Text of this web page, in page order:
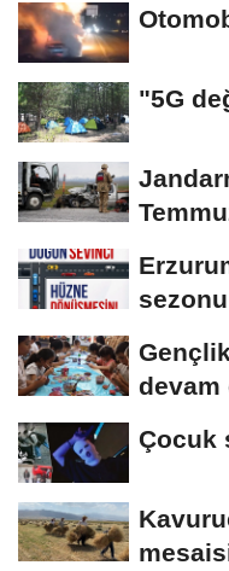
"5G
sezonu
devam
Çocuk